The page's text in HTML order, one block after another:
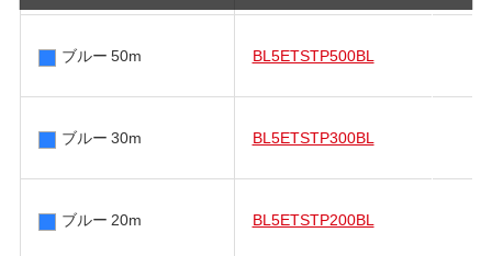
ブルー 50m BL5ETSTP500BL
ブルー 30m BL5ETSTP300BL
ブルー 20m BL5ETSTP200BL